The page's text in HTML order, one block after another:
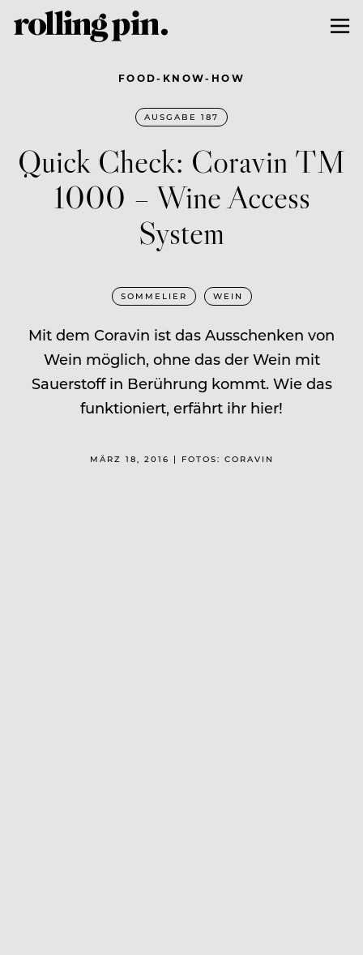
FOOD-KNOW-HOW
AUSGABE 187
Quick Check: Coravin TM
1000 – Wine Access
System
SOMMELIER WEIN
Mit dem Coravin ist das Ausschenken von
Wein möglich, ohne das der Wein mit
Sauerstoff in Berührung kommt. Wie das
funktioniert, erfährt ihr hier!
MÄRZ 18, 2016 | FOTOS: CORAVIN